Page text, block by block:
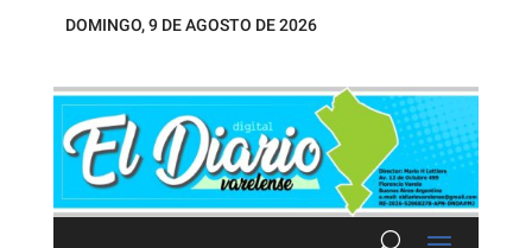
DOMINGO, 9 DE AGOSTO DE 2026